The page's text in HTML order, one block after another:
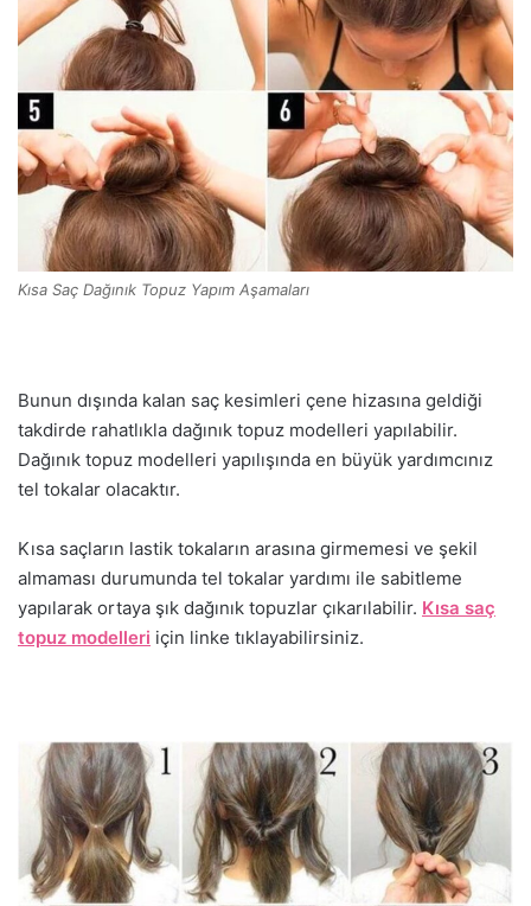
Kısa Saç Dağınık Topuz Yapım Aşamaları
Bunun dışında kalan saç kesimleri çene hizasına geldiği
takdirde rahatlıkla dağınık topuz modelleri yapılabilir.
Dağınık topuz modelleri yapılışında en büyük yardımcınız
tel tokalar olacaktır.
Kısa saçların lastik tokaların arasına girmemesi ve şekil
almaması durumunda tel tokalar yardımı ile sabitleme
yapılarak ortaya şık dağınık topuzlar çıkarılabilir. Kısa saç
topuz modelleri için linke tıklayabilirsiniz.